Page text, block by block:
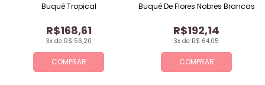
COMPRAR
3x de R$ 56,20
R$168,61
Buquê Tropical
COMPRAR
3x de R$ 64,05
R$192,14
Buquê De Flores Nobres Brancas